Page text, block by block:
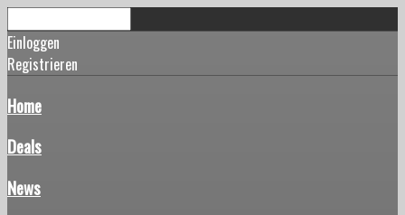
Einloggen
Registrieren
Home
Deals
News